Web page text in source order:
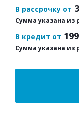
В рассрочку от
Сумма указана из
В кредит от
Сумма указана из